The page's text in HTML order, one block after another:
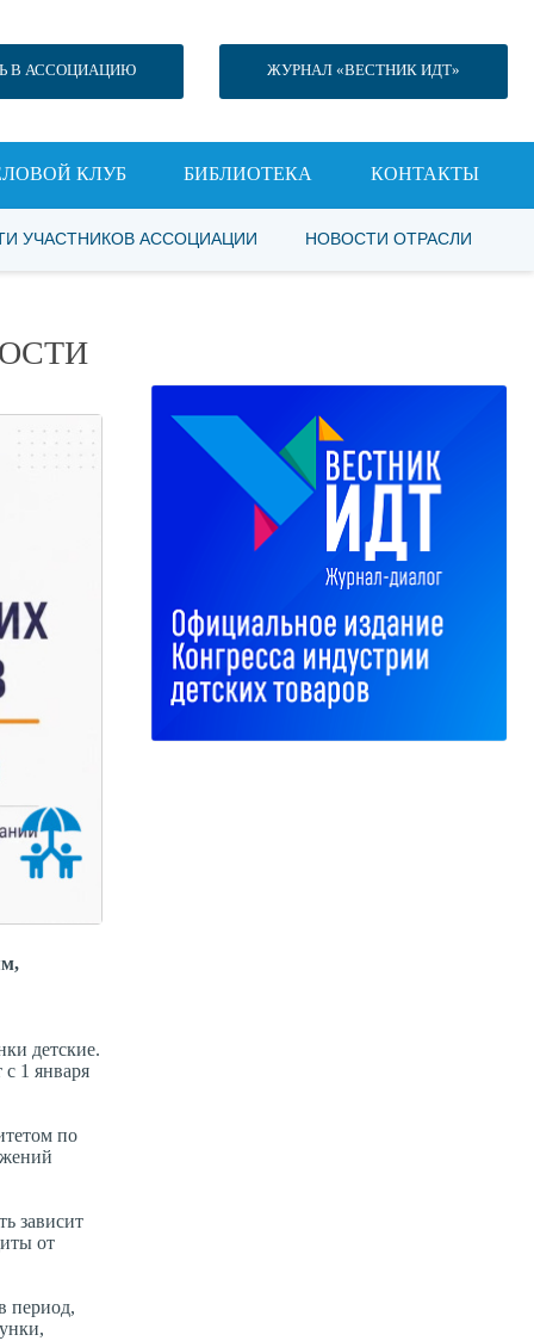
В АССОЦИАЦИЮ ЖУРНАЛ «ВЕСТНИК ИДТ»
КЛУБ БИБЛИОТЕКА КОНТАКТЫ
УЧАСТНИКОВ АССОЦИАЦИИ НОВОСТИ ОТРАСЛИ
детские.
1 января
по
зависит
от
период,